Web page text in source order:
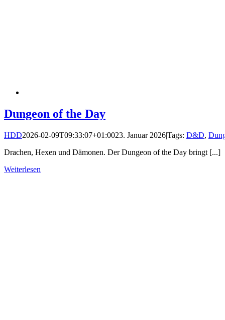
Dungeon of the Day
HDD2026-02-09T09:33:07+01:0023. Januar 2026|Tags: D&D,
Drachen, Hexen und Dämonen. Der Dungeon of the Day bringt [...]
Weiterlesen